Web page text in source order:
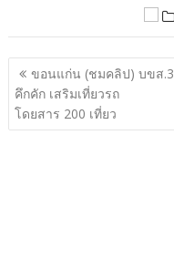
แนะแนว
เรื่อง
ขอนแก่น (ชมคลิป) บขส.3
คึกคัก เสริมเที่ยวรถ
โดยสาร 200 เที่ยว